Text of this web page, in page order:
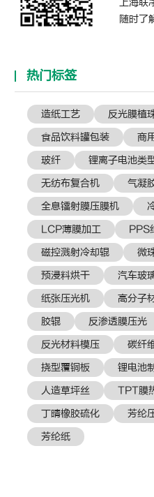
上海联
随时了
热门标签
造纸工艺 反光膜植
食品饮料罐包装
商
玻纤
锂离子电池类
无纺布复合机
气凝
全息镭射膜压膜机
LCP薄膜加工
PPS
磁控溅射冷却辊
微
预浸料烘干
汽车玻
纸张压光机
高分子
胶辊
反渗透膜压光
反光材料模压
碳纤
挠型覆铜板
锂电池
人造草坪丝
TPT膜
丁晴橡胶硫化
芳纶
芳纶纸